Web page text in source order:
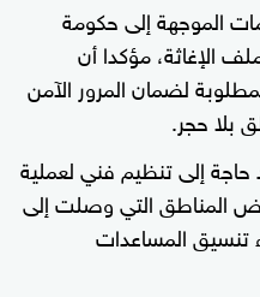
الموجهة إلى حكومة
الإغاثة، مؤكدا أن
لضمان المرور الآمن
بلا حجر.
إلى تنظيم فني لعملية
المناطق التي وصلت إلى
تنسيق المساعدات